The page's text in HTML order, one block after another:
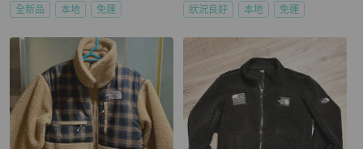
全新品 本地 免運 狀況良好 本地 免運